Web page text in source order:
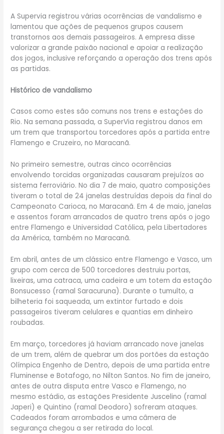
A Supervia registrou várias ocorrências de vandalismo e
lamentou que ações de pequenos grupos causem
transtornos aos demais passageiros. A empresa disse
valorizar a grande paixão nacional e apoiar a realização
dos jogos, inclusive reforçando a operação dos trens após
as partidas.
Histórico de vandalismo
Casos como estes são comuns nos trens e estações do
Rio. Na semana passada, a SuperVia registrou danos em
um trem que transportou torcedores após a partida entre
Flamengo e Cruzeiro, no Maracanã.
No primeiro semestre, outras cinco ocorrências
envolvendo torcidas organizadas causaram prejuízos ao
sistema ferroviário. No dia 7 de maio, quatro composições
tiveram o total de 24 janelas destruídas depois da final do
Campeonato Carioca, no Maracanã. Em 4 de maio, janelas
e assentos foram arrancados de quatro trens após o jogo
entre Flamengo e Universidad Católica, pela Libertadores
da América, também no Maracanã.
Em abril, antes de um clássico entre Flamengo e Vasco, um
grupo com cerca de 500 torcedores destruiu portas,
lixeiras, uma catraca, uma cadeira e um totem da estação
Bonsucesso (ramal Saracuruna). Durante o tumulto, a
bilheteria foi saqueada, um extintor furtado e dois
passageiros tiveram celulares e quantias em dinheiro
roubadas.
Em março, torcedores já haviam arrancado nove janelas
de um trem, além de quebrar um dos portões da estação
Olímpica Engenho de Dentro, depois de uma partida entre
Fluminense e Botafogo, no Nilton Santos. No fim de janeiro,
antes de outra disputa entre Vasco e Flamengo, no
mesmo estádio, as estações Presidente Juscelino (ramal
Japeri) e Quintino (ramal Deodoro) sofreram ataques.
Cadeados foram arrombados e uma câmera de
segurança chegou a ser retirada do local.